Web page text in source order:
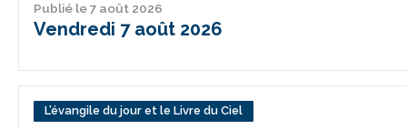
Publié le 7 août 2026
Vendredi 7 août 2026
L’évangile du jour et le Livre du Ciel